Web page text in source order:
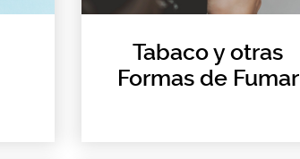
Tabaco y otras
Formas de Fumar